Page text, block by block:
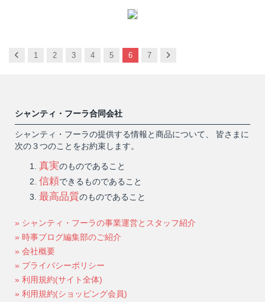
Previous
1 2 3 4 5 6 7 Next
シャンティ・フーラ合同会社
シャンティ・フーラの提供する情報と商品について、 皆さまに
次の３つのことをお約束します。
真実のものであること
信頼できるものであること
最高品質のものであること
» シャンティ・フーラの事業運営とスタッフ紹介
» 時事ブログ編集部のご紹介
» 会社概要
» プライバシーポリシー
» 利用規約(サイト全体)
» 利用規約(ショッピング会員)